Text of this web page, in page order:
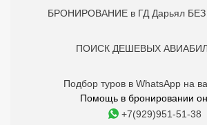
БРОНИРОВАНИЕ в ГД Дарьял
ПОИСК ДЕШЕВЫХ
Подбор туров в WhatsApp на
Помощь в бронировании
+7(929)951-51-38